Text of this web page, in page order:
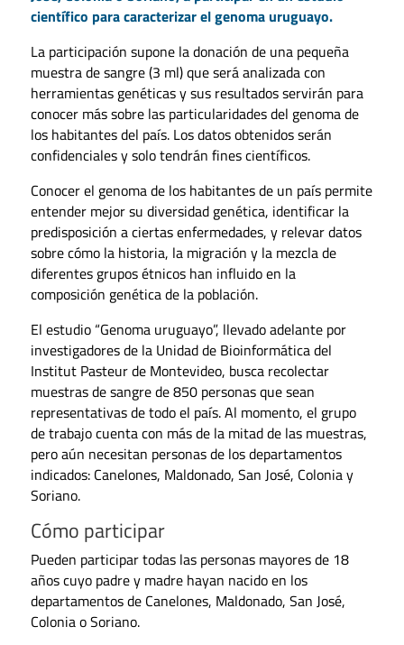
científico para caracterizar el genoma uruguayo.
La participación supone la donación de una pequeña
muestra de sangre (3 ml) que será analizada con
herramientas genéticas y sus resultados servirán para
conocer más sobre las particularidades del genoma de
los habitantes del país. Los datos obtenidos serán
confidenciales y solo tendrán fines científicos.
Conocer el genoma de los habitantes de un país permite
entender mejor su diversidad genética, identificar la
predisposición a ciertas enfermedades, y relevar datos
sobre cómo la historia, la migración y la mezcla de
diferentes grupos étnicos han influido en la
composición genética de la población.
El estudio “Genoma uruguayo”, llevado adelante por
investigadores de la Unidad de Bioinformática del
Institut Pasteur de Montevideo, busca recolectar
muestras de sangre de 850 personas que sean
representativas de todo el país. Al momento, el grupo
de trabajo cuenta con más de la mitad de las muestras,
pero aún necesitan personas de los departamentos
indicados: Canelones, Maldonado, San José, Colonia y
Soriano.
Cómo participar
Pueden participar todas las personas mayores de 18
años cuyo padre y madre hayan nacido en los
departamentos de Canelones, Maldonado, San José,
Colonia o Soriano.